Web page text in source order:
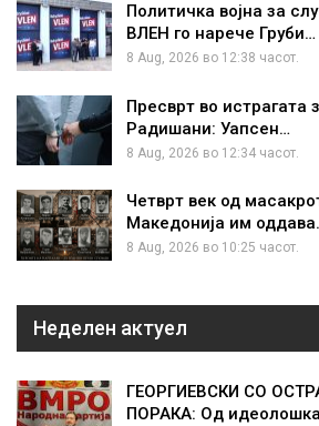
Политичка војна за
ВЛЕН го нарече Груби…
8 Aug, 2026 во 12:38 часот.
Пресврт во истрагата
Радишани: Уапсен…
8 Aug, 2026 во 12:34 часот.
Четврт век од
Македонија им
8 Aug, 2026 во 10:25 часот.
Неделен актуел
ГЕОРГИЕВСКИ СО
ПОРАКА: Од